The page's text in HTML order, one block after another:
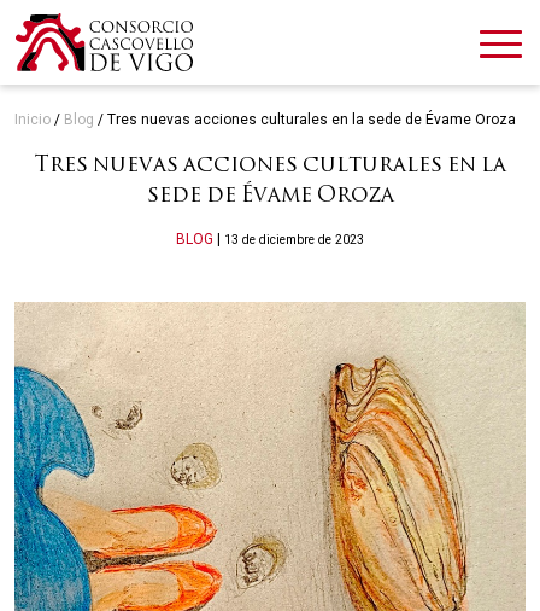
Inicio / Blog / Tres nuevas acciones culturales en la sede de Évame Oroza
Tres nuevas acciones culturales en la
sede de Évame Oroza
Categories
BLOG 13 de diciembre de 2023